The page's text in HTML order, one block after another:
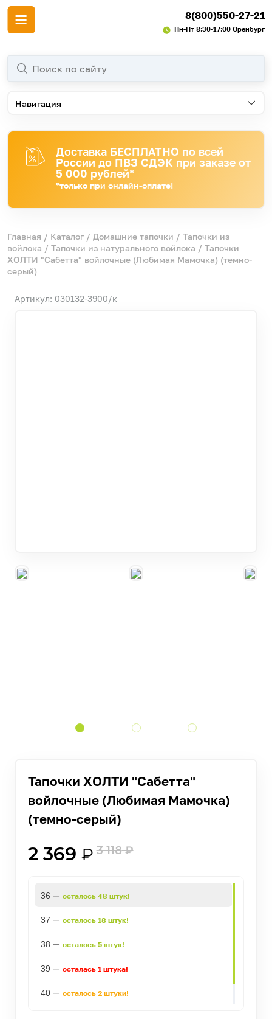
8(800)550-27-21
Пн-Пт 8:30-17:00 Оренбург
Навигация
Доставка БЕСПЛАТНО по всей
России до ПВЗ СДЭК при заказе от
5 000 рублей*
*только при онлайн-оплате!
Главная / Каталог / Домашние тапочки / Тапочки из
войлока / Тапочки из натурального войлока / Тапочки
ХОЛТИ "Сабетта" войлочные (Любимая Мамочка) (темно-
серый)
Артикул: 030132-3900/к
Тапочки ХОЛТИ "Сабетта"
войлочные (Любимая Мамочка)
(темно-серый)
2 369 ₽ 3 118₽
36 — осталось 48 штук!
37 — осталось 18 штук!
38 — осталось 5 штук!
39 — осталась 1 штука!
40— осталось 2 штуки!